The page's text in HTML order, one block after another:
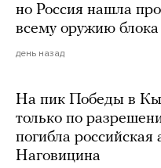
но Россия нашла
всему оружию блока
день назад
На пик Победы в
только по
погибла
Наговицина